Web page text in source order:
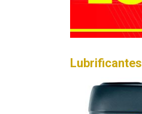
Lubrificantes